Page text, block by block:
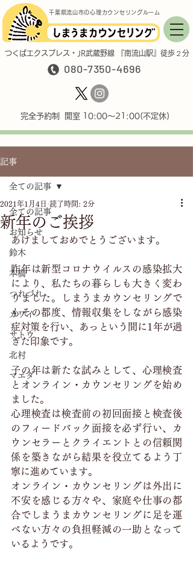
完全予約制 開室 10:00〜21:00(不定休)
080-7350-4696
千葉県流山市の心理カウンセリングルーム
つくばエクスプレス・JR武蔵野線 『南流山駅』徒歩２分
記事
全ての記事
お知らせ
鈴木
本橋
つれづれ
カワイ
サトウ
北村
マエダ
全ての記事
新年のご挨拶
2021年1月4日 読了時間: 2分
あけましておめでとうございます。
昨年は新型コロナウイルスの感染拡大
により、私たちの暮らしも大きく変わ
りました。しまうまカウンセリングで
もその都度、情報収集をしながら感染
症対策を行い、あっという間に1年が過
ぎた印象です。
子の年は新たな試みとして、心理検査
とオンライン・カウンセリングを始め
ました。
心理検査は検査前の初回面接と検査後
のフィードバック面接を必ず行い、カ
ウンセラーとクライエントとの信頼関
係を築きながら結果を役立てるよう丁
寧に進めています。
オンライン・カウンセリングは外出に
不安を感じる方々や、家庭や仕事の都
合でしまうまカウンセリングに足を運
べない方々の負担軽減の一助となって
いるようです。